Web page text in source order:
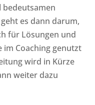
bedeutsamen
es dann darum,
für Lösungen und
im Coaching genutzt
wird in Kürze
weiter dazu